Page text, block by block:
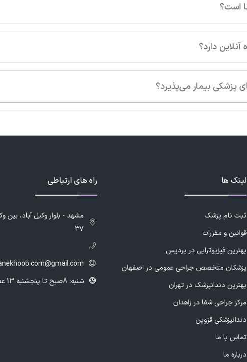
لینک ها
ثبت نام پزشک
قوانین و مقررات
بهترین فیزیوتراپی در پردیس
پزشکان متخصص جراحی عمومی در اصفهان
بهترین دندانپزشک در تهران
مرکز جراحی شفا در زاهدان
دندانپزشکی قزوین
تماس با ما
درباره ما
راه های ارتباطی
۳۷
شنبه: 8صبح تا پنجشنبه 13 عصر